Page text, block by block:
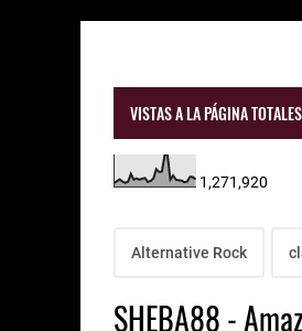
VISTAS A LA PÁGINA TOTALES
1,271,920
Alternative Rock
SHEBA88 -